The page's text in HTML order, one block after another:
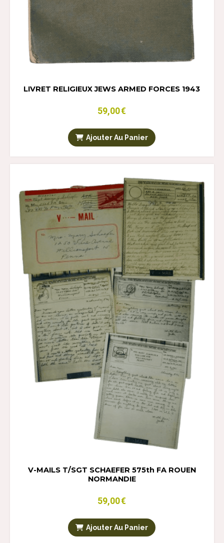
LIVRET RELIGIEUX JEWS ARMED FORCES 1943
59,00€
Ajouter Au Panier
V-MAILS T/SGT SCHAEFER 575th FA ROUEN
NORMANDIE
59,00€
Ajouter Au Panier